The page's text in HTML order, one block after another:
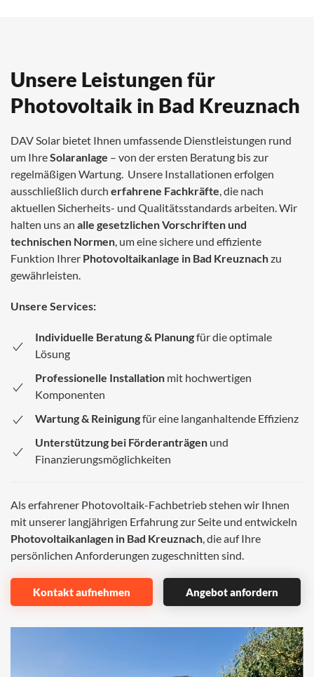
Unsere Leistungen für
Photovoltaik in Bad Kreuznach
DAV Solar bietet Ihnen umfassende Dienstleistungen rund
um IhreSolaranlage – von der ersten Beratung bis zur
regelmäßigen Wartung. Unsere Installationen erfolgen
ausschließlich durch erfahrene Fachkräfte , die nach
aktuellen Sicherheits- und Qualitätsstandards arbeiten. Wir
halten uns an alle gesetzlichen Vorschriften und
technischen Normen , um eine sichere und effiziente
Funktion Ihrer Photovoltaikanlage in Bad Kreuznachzu
gewährleisten.
Unsere Services:
Individuelle Beratung & Planungfür die optimale
Lösung
Professionelle Installation mit hochwertigen
Komponenten
Wartung & Reinigungfür eine langanhaltende Effizienz
Unterstützung bei Förderanträgen und
Finanzierungsmöglichkeiten
Als erfahrener Photovoltaik-Fachbetrieb stehen wir Ihnen
mit unserer langjährigen Erfahrung zur Seite und entwickeln
Photovoltaikanlagen in Bad Kreuznach , die auf Ihre
persönlichen Anforderungen zugeschnitten sind.
Kontakt aufnehmen Angebot anfordern